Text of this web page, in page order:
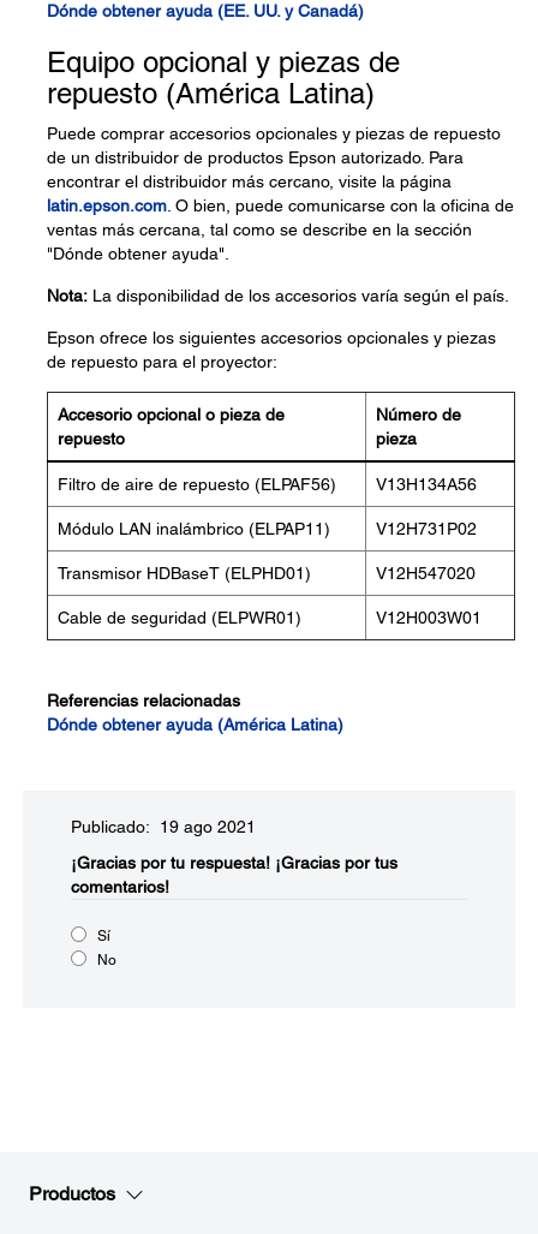
Dónde obtener ayuda (EE. UU. y Canadá)
Equipo opcional y piezas de
repuesto (América Latina)
Puede comprar accesorios opcionales y piezas de repuesto
de un distribuidor de productos Epson autorizado. Para
encontrar el distribuidor más cercano, visite la página
latin.epson.com . O bien, puede comunicarse con la oficina de
ventas más cercana, tal como se describe en la sección
"Dónde obtener ayuda".
Nota: La disponibilidad de los accesorios varía según el país.
Epson ofrece los siguientes accesorios opcionales y piezas
de repuesto para el proyector:
Accesorio opcional o pieza de
repuesto
Número de
pieza
Filtro de aire de repuesto (ELPAF56) V13H134A56
Módulo LAN inalámbrico (ELPAP11) V12H731P02
Transmisor HDBaseT (ELPHD01) V12H547020
Cable de seguridad (ELPWR01) V12H003W01
Referencias relacionadas
Dónde obtener ayuda (América Latina)
Publicado: 19 ago 2021
¡Gracias por tu respuesta! ¡Gracias por tus
comentarios!
Sí
No
Productos